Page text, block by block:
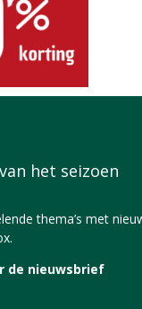
het seizoen
thema’s met
de nieuwsbrief